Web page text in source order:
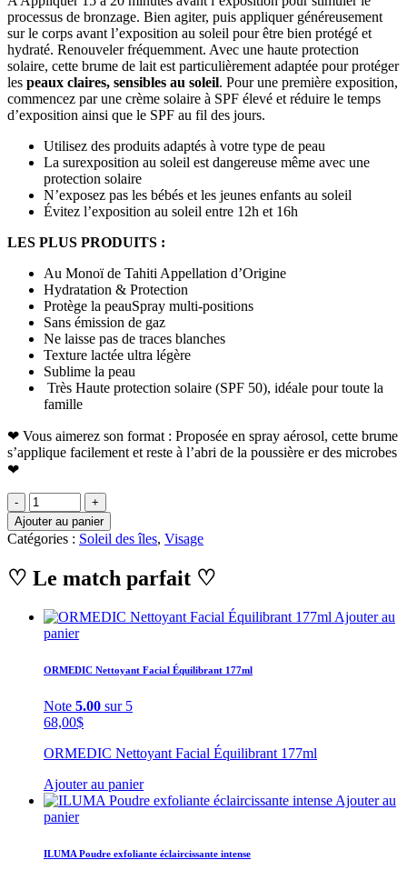
processus de bronzage. Bien agiter, puis appliquer généreusement
sur le corps avant l’exposition au soleil pour être bien protégé et
hydraté. Renouveler fréquemment. Avec une haute protection
solaire, cette brume de lait est particulièrement adaptée pour protéger
les peaux claires, sensibles au soleil. Pour une première exposition,
commencez par une crème solaire à SPF élevé et réduire le temps
d’exposition ainsi que le SPF au fil des jours.
Utilisez des produits adaptés à votre type de peau
La surexposition au soleil est dangereuse même avec une
protection solaire
N’exposez pas les bébés et les jeunes enfants au soleil
Évitez l’exposition au soleil entre 12h et 16h
LES PLUS PRODUITS :
Au Monoï de Tahiti Appellation d’Origine
Hydratation & Protection
Protège la peauSpray multi-positions
Sans émission de gaz
Ne laisse pas de traces blanches
Texture lactée ultra légère
Sublime la peau
Très Haute protection solaire (SPF 50), idéale pour toute la
famille
❤ Vous aimerez son format : Proposée en spray aérosol, cette brume
s’applique facilement et reste à l’abri de la poussière er des microbes
❤
Ajouter au panier
Catégories : Soleil des îles, Visage
♡ Le match parfait ♡
Ajouter au
panier
ORMEDIC Nettoyant Facial Équilibrant 177ml
Note 5.00 sur 5
68,00$
ORMEDIC Nettoyant Facial Équilibrant 177ml
Ajouter au panier
Ajouter au
panier
ILUMA Poudre exfoliante éclaircissante intense